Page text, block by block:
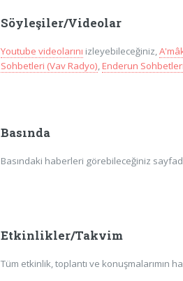
Söyleşiler/Videolar
Youtube videolarını izleyebileceğiniz,
Sohbetleri (Vav Radyo),Enderun
Basında
Basındaki haberleri görebileceğiniz
Etkinlikler/Takvim
Tüm etkinlik, toplantı ve konuşmalarımın